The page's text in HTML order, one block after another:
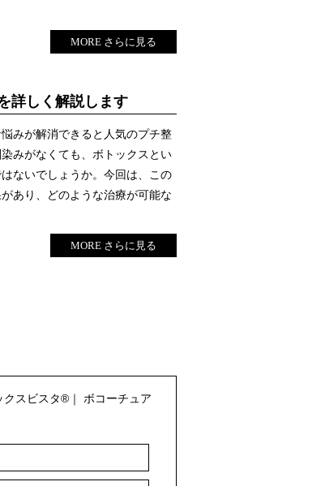
MORE さらに見る
詳しく解説します
みが解消できると人気のプチ整
みがなくても、ボトックスとい
ないでしょうか。今回は、この
あり、どのような治療が可能な
MORE さらに見る
クスビスタ® ｜ ボコーチュア